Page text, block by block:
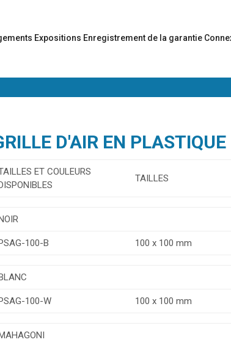
Expositions Enregistrement de la garantie
D'AIR EN PLASTIQUE
ET COULEURS
TAILLES
100-B 100 x 100 mm
100-W 100 x 100 mm